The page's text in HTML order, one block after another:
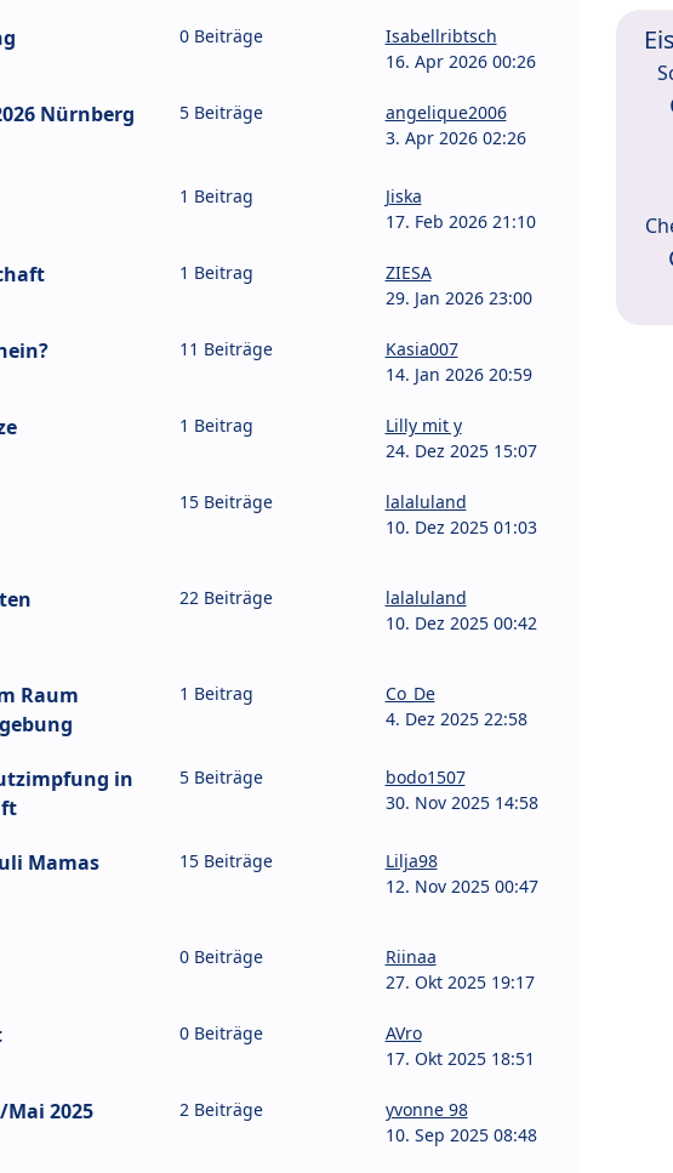
0 Beiträge
Isabellribtsch
16. Apr 2026 00:26
Nürnberg
5 Beiträge
angelique2006
3. Apr 2026 02:26
1 Beitrag
Jiska
17. Feb 2026 21:10
1 Beitrag
ZIESA
29. Jan 2026 23:00
11 Beiträge
Kasia007
14. Jan 2026 20:59
1 Beitrag
Lilly mit y
24. Dez 2025 15:07
15 Beiträge
lalaluland
10. Dez 2025 01:03
22 Beiträge
lalaluland
10. Dez 2025 00:42
Raum
1 Beitrag
Co_De
4. Dez 2025 22:58
in
5 Beiträge
bodo1507
30. Nov 2025 14:58
Mamas 15 Beiträge
Lilja98
12. Nov 2025 00:47
0 Beiträge
Riinaa
27. Okt 2025 19:17
0 Beiträge
AVro
17. Okt 2025 18:51
2025 2 Beiträge
yvonne 98
10. Sep 2025 08:48